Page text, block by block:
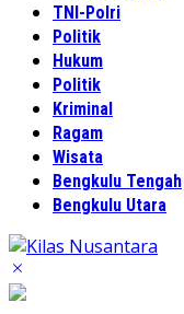
TNI-Polri
Politik
Hukum
Politik
Kriminal
Ragam
Wisata
Bengkulu Tengah
Bengkulu Utara